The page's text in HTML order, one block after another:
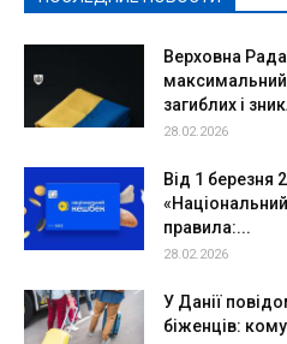
Верховна
максимальний
загиблих і
28.02.2026
Від 1 березня
правила:...
28.02.2026
У Данії
біженців: